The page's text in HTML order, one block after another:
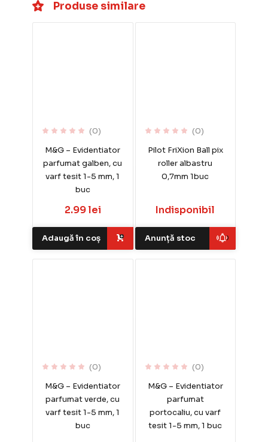
Produse similare
(0)
M&G – Evidentiator
parfumat galben, cu
varf tesit 1-5 mm, 1
buc
2.99 lei
Adaugă în coș
(0)
Pilot FriXion Ball pix
roller albastru
0,7mm 1buc
Indisponibil
Anunță stoc
(0)
M&G – Evidentiator
parfumat verde, cu
varf tesit 1-5 mm, 1
buc
(0)
M&G – Evidentiator
parfumat
portocaliu, cu varf
tesit 1-5 mm, 1 buc